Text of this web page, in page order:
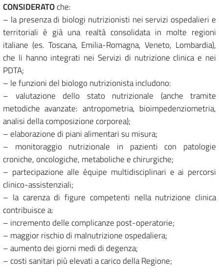
CONSIDERATOche:
– la presenza di biologi nutrizionisti nei servizi ospedalieri e
territoriali è già una realtà consolidata in molte regioni
italiane (es. Toscana, Emilia-Romagna, Veneto, Lombardia),
che li hanno integrati nei Servizi di nutrizione clinica e nei
PDTA;
– le funzioni del biologo nutrizionista includono:
– valutazione dello stato nutrizionale (anche tramite
metodiche avanzate: antropometria, bioimpedenziometria,
analisi della composizione corporea);
– elaborazione di piani alimentari su misura;
– monitoraggio nutrizionale in pazienti con patologie
croniche, oncologiche, metaboliche e chirurgiche;
– partecipazione alle équipe multidisciplinari e ai percorsi
clinico-assistenziali;
– la carenza di figure competenti nella nutrizione clinica
contribuisce a:
– incremento delle complicanze post-operatorie;
– maggior rischio di malnutrizione ospedaliera;
– aumento dei giorni medi di degenza;
– costi sanitari più elevati a carico della Regione;